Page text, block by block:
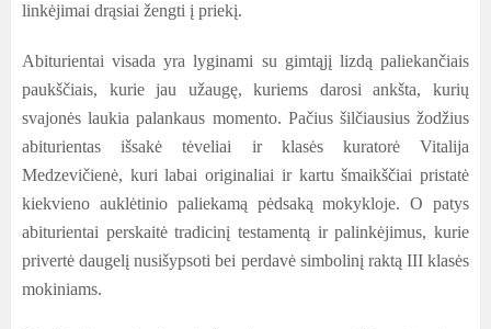
linkėjimai drąsiai žengti į priekį.
Abiturientai visada yra lyginami su gimtąjį lizdą paliekančiais
paukščiais, kurie jau užaugę, kuriems darosi ankšta, kurių
svajonės laukia palankaus momento. Pačius šilčiausius žodžius
abiturientas išsakė tėveliai ir klasės kuratorė Vitalija
Medzevičienė, kuri labai originaliai ir kartu šmaikščiai pristatė
kiekvieno auklėtinio paliekamą pėdsaką mokykloje. O patys
abiturientai perskaitė tradicinį testamentą ir palinkėjimus, kurie
privertė daugelį nusišypsoti bei perdavė simbolinį raktą III klasės
mokiniams.